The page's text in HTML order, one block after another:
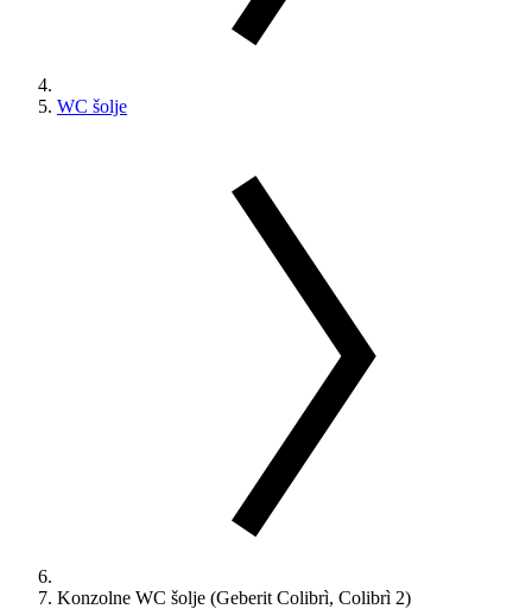
WC šolje
Konzolne WC šolje (Geberit Colibrì, Colibrì 2)